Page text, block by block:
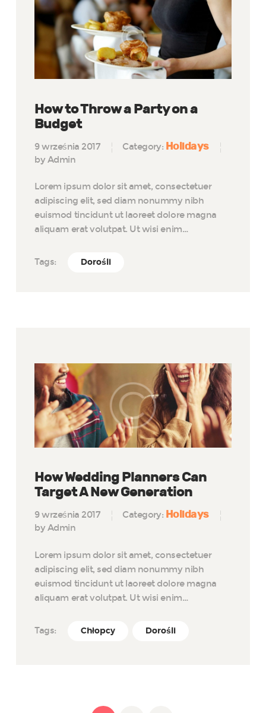
How to Throw a Party on a
Budget
9 września 2017 Category: Holidays
by Admin
Lorem ipsum dolor sit amet, consectetuer
adipiscing elit, sed diam nonummy nibh
euismod tincidunt ut laoreet dolore magna
aliquam erat volutpat. Ut wisi enim…
Tags: Dorośli
How Wedding Planners Can
Target A New Generation
9 września 2017 Category: Holidays
by Admin
Lorem ipsum dolor sit amet, consectetuer
adipiscing elit, sed diam nonummy nibh
euismod tincidunt ut laoreet dolore magna
aliquam erat volutpat. Ut wisi enim…
Tags: Chłopcy Dorośli